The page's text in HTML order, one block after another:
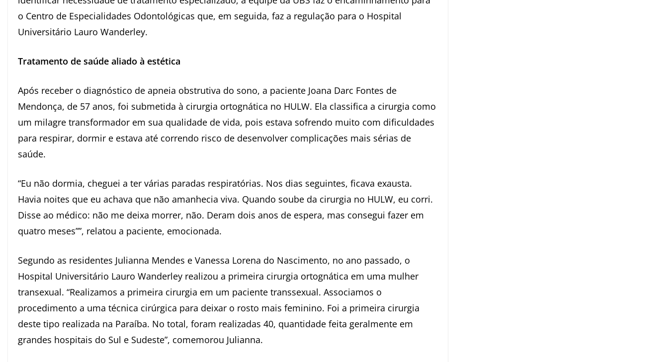
o Centro de Especialidades Odontológicas que, em seguida, faz a regulação para o Hospital
Universitário Lauro Wanderley.
Tratamento de saúde aliado à estética
Após receber o diagnóstico de apneia obstrutiva do sono, a paciente Joana Darc Fontes de
Mendonça, de 57 anos, foi submetida à cirurgia ortognática no HULW. Ela classifica a cirurgia como
um milagre transformador em sua qualidade de vida, pois estava sofrendo muito com dificuldades
para respirar, dormir e estava até correndo risco de desenvolver complicações mais sérias de
saúde.
“Eu não dormia, cheguei a ter várias paradas respiratórias. Nos dias seguintes, ficava exausta.
Havia noites que eu achava que não amanhecia viva. Quando soube da cirurgia no HULW, eu corri.
Disse ao médico: não me deixa morrer, não. Deram dois anos de espera, mas consegui fazer em
quatro meses””, relatou a paciente, emocionada.
Segundo as residentes Julianna Mendes e Vanessa Lorena do Nascimento, no ano passado, o
Hospital Universitário Lauro Wanderley realizou a primeira cirurgia ortognática em uma mulher
transexual. “Realizamos a primeira cirurgia em um paciente transsexual. Associamos o
procedimento a uma técnica cirúrgica para deixar o rosto mais feminino. Foi a primeira cirurgia
deste tipo realizada na Paraíba. No total, foram realizadas 40, quantidade feita geralmente em
grandes hospitais do Sul e Sudeste”, comemorou Julianna.